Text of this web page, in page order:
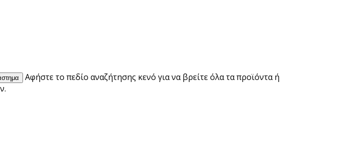
Αφήστε το πεδίο αναζήτησης κενό για να βρείτε όλα τα προϊόντα ή